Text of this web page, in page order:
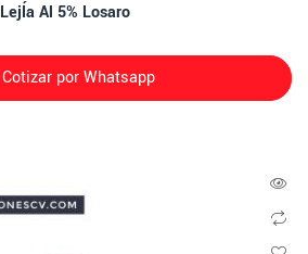
LejÍa Al 5% Losaro
Cotizar por Whatsapp